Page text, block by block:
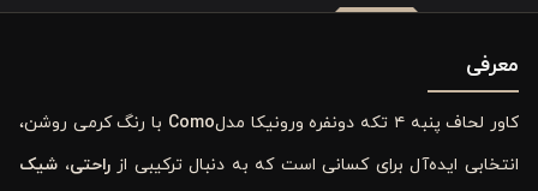
معرفی
کاور لحاف پنبه ۴ تکه دونفره ورونیکا مدل Como با رنگ کرمی روشن،
انتخابی ایده‌آل برای کسانی است که به دنبال ترکیبی ازراحتی، شیک